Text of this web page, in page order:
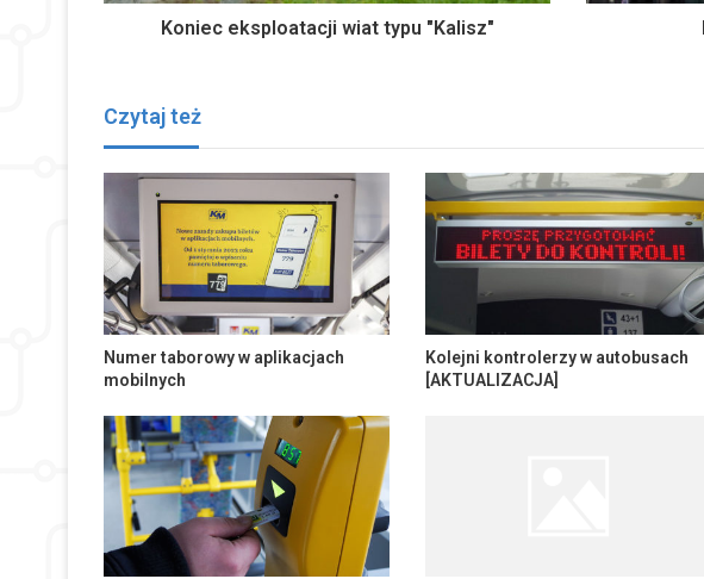
Koniec eksploatacji wiat typu "Kalisz"
Czytaj też
Numer taborowy w aplikacjach
mobilnych
Kolejni kontrolerzy w autobusach
[AKTUALIZACJA]